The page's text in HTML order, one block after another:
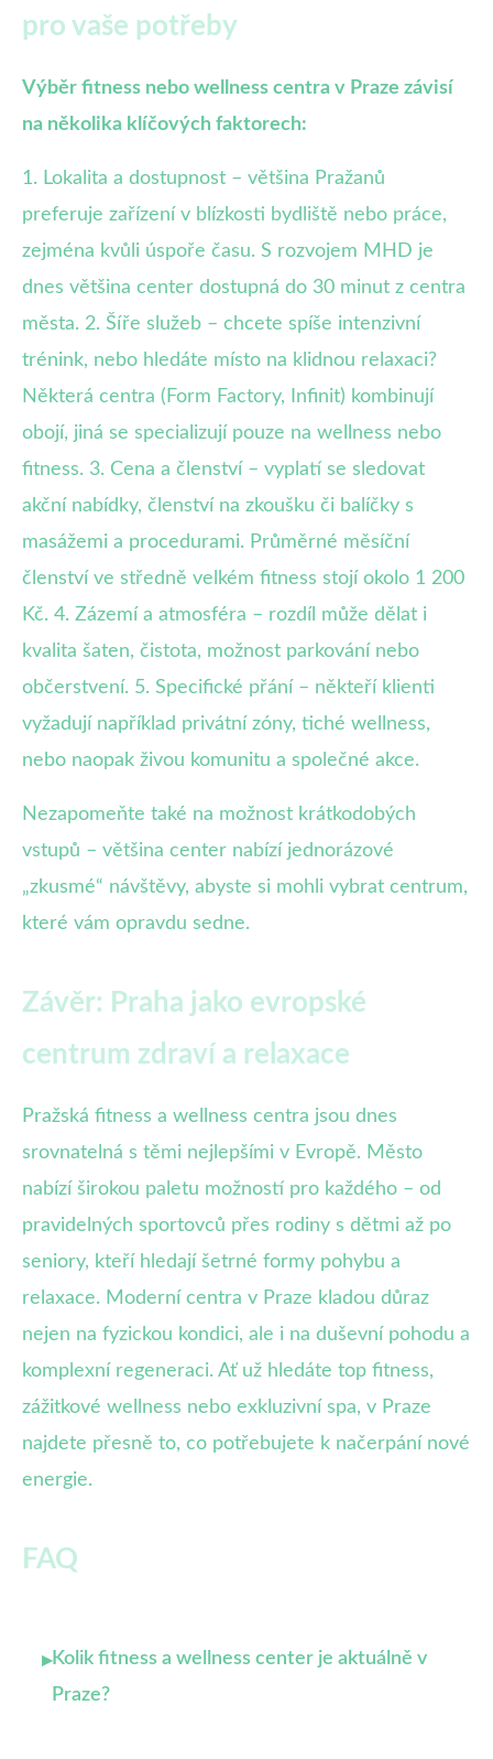
pro vaše potřeby
Výběr fitness nebo wellness centra v Praze závisí
na několika klíčových faktorech:
1. Lokalita a dostupnost – většina Pražanů
preferuje zařízení v blízkosti bydliště nebo práce,
zejména kvůli úspoře času. S rozvojem MHD je
dnes většina center dostupná do 30 minut z centra
města. 2. Šíře služeb – chcete spíše intenzivní
trénink, nebo hledáte místo na klidnou relaxaci?
Některá centra (Form Factory, Infinit) kombinují
obojí, jiná se specializují pouze na wellness nebo
fitness. 3. Cena a členství – vyplatí se sledovat
akční nabídky, členství na zkoušku či balíčky s
masážemi a procedurami. Průměrné měsíční
členství ve středně velkém fitness stojí okolo 1 200
Kč. 4. Zázemí a atmosféra – rozdíl může dělat i
kvalita šaten, čistota, možnost parkování nebo
občerstvení. 5. Specifické přání – někteří klienti
vyžadují například privátní zóny, tiché wellness,
nebo naopak živou komunitu a společné akce.
Nezapomeňte také na možnost krátkodobých
vstupů – většina center nabízí jednorázové
„zkusmé“ návštěvy, abyste si mohli vybrat centrum,
které vám opravdu sedne.
Závěr: Praha jako evropské
centrum zdraví a relaxace
Pražská fitness a wellness centra jsou dnes
srovnatelná s těmi nejlepšími v Evropě. Město
nabízí širokou paletu možností pro každého – od
pravidelných sportovců přes rodiny s dětmi až po
seniory, kteří hledají šetrné formy pohybu a
relaxace. Moderní centra v Praze kladou důraz
nejen na fyzickou kondici, ale i na duševní pohodu a
komplexní regeneraci. Ať už hledáte top fitness,
zážitkové wellness nebo exkluzivní spa, v Praze
najdete přesně to, co potřebujete k načerpání nové
energie.
FAQ
▸Kolik fitness a wellness center je aktuálně v
Praze?